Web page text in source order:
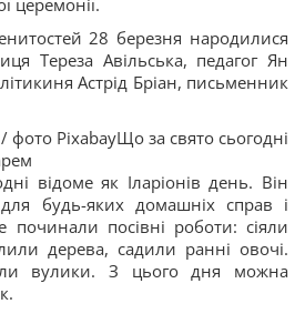
церемонії.
28 березня народилися
Тереза Авільська, педагог Ян
Астрід Бріан, письменник
фото PixabayЩо за свято сьогодні
відоме як Іларіонів день. Він
будь-яких домашніх справ і
посівні роботи: сіяли
дерева, садили ранні овочі.
вулики. З цього дня можна